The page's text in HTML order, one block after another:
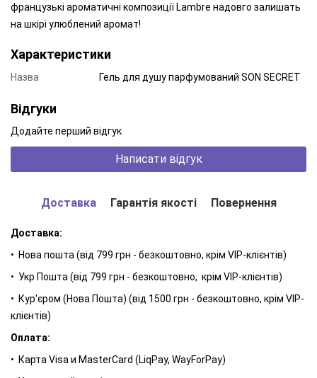
французькі ароматичні композиції Lambre надовго залишать
на шкірі улюблений аромат!
Характеристики
Назва Гель для душу парфумований SON SECRET
Відгуки
Додайте перший відгук
Написати відгук
Доставка Гарантія якості Повернення
Доставка:
• Нова пошта (від 799 грн - безкоштовно, крім VIP-клієнтів)
• Укр Пошта (від 799 грн - безкоштовно, крім VIP-клієнтів)
• Кур'єром (Нова Пошта) (від 1500 грн - безкоштовно, крім VIP-
клієнтів)
Оплата:
• Карта Visa и MasterCard (LiqPay, WayForPay)